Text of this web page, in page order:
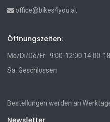
office@bikes4you.at
Öffnungszeiten:
Mo/Di/Do/Fr: 9:00-12:00 14:00-
Sa: Geschlossen
Bestellungen werden an
Newsletter